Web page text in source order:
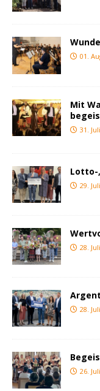
01.
Mit
31.
Lotto-
29.
28.
28.
26.